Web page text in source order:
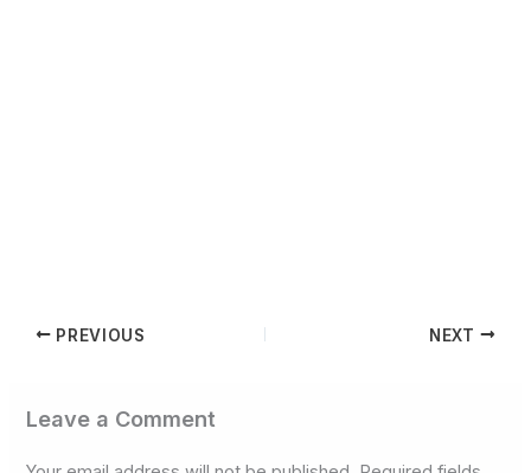
PREVIOUS NEXT
Leave a Comment